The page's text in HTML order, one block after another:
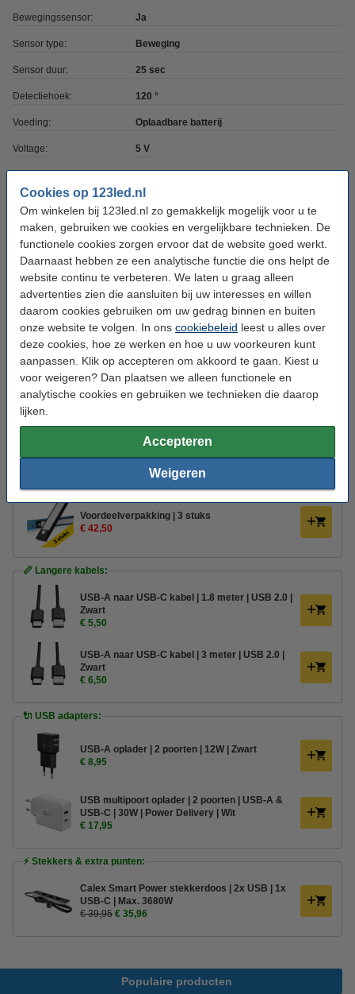
Cookies op 123led.nl
Om winkelen bij 123led.nl zo gemakkelijk mogelijk voor u te
maken, gebruiken we cookies en vergelijkbare technieken. De
functionele cookies zorgen ervoor dat de website goed werkt.
Daarnaast hebben ze een analytische functie die ons helpt de
website continu te verbeteren. We laten u graag alleen
advertenties zien die aansluiten bij uw interesses en willen
daarom cookies gebruiken om uw gedrag binnen en buiten
onze website te volgen. In ons cookiebeleid leest u alles over
deze cookies, hoe ze werken en hoe u uw voorkeuren kunt
aanpassen. Klik op accepteren om akkoord te gaan. Kiest u
voor weigeren? Dan plaatsen we alleen functionele en
analytische cookies en gebruiken we technieken die daarop
lijken.
Accepteren
Weigeren
Bewegingssensor: Ja
Sensor type: Beweging
Sensor duur: 25 sec
Detectiehoek: 120 °
Voeding: Oplaadbare batterij
Voltage: 5 V
Accuduur: 3 uur
1.100 mAh
Afmetingen: 30 cm x 41 mm x 10 mm (lxbxh)
Werktemperatuur: -10 tot +45 °C
Beschermingsniveau: IP20
Gebruik: Binnen
Branduren: 15.000 uur
Aantal lampjes:
uw oude apparaat
Voordeelverpakking | 3 stuks
€ 42,50
📏 Langere kabels:
USB-A naar USB-C kabel | 1.8 meter | USB 2.0 |
Zwart
€ 5,50
USB-A naar USB-C kabel | 3 meter | USB 2.0 |
Zwart
€ 6,50
🔌 USB adapters:
USB-A oplader | 2 poorten | 12W | Zwart
€ 8,95
USB multipoort oplader | 2 poorten | USB-A &
USB-C | 30W | Power Delivery | Wit
€ 17,95
⚡ Stekkers & extra punten:
Calex Smart Power stekkerdoos | 2x USB | 1x
USB-C | Max. 3680W
€ 39,95 € 35,96
Populaire producten